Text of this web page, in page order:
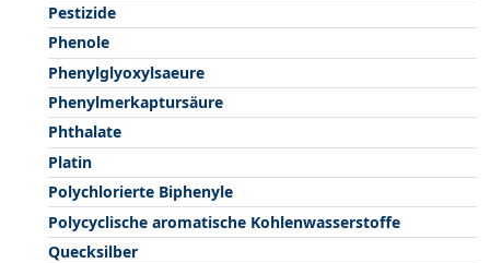
Pestizide
Phenole
Phenylglyoxylsaeure
Phenylmerkaptursäure
Phthalate
Platin
Polychlorierte Biphenyle
Polycyclische aromatische Kohlenwasserstoffe
Quecksilber